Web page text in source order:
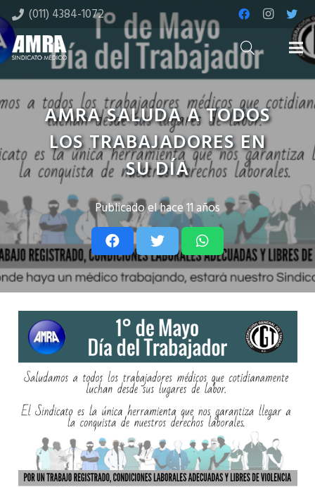
(011) 4384-1072
AMRA SALUDA A TODOS
LOS TRABAJADORES EN
SU DÍA
Publicado elhace 11 años